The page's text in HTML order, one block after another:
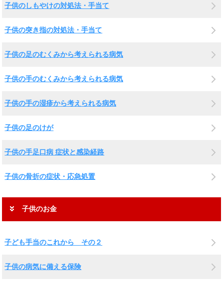
子供のしもやけの対処法・手当て
子供の突き指の対処法・手当て
子供の足のむくみから考えられる病気
子供の手のむくみから考えられる病気
子供の手の湿疹から考えられる病気
子供の足のけが
子供の手足口病 症状と感染経路
子供の骨折の症状・応急処置
子供のお金
子ども手当のこれから その２
子供の病気に備える保険